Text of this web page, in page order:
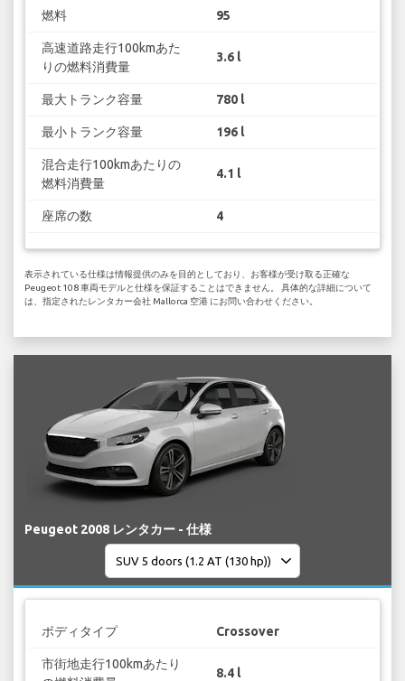
燃料 95
高速道路走行100kmあた
りの燃料消費量
3.6 l
最大トランク容量 780 l
最小トランク容量 196 l
混合走行100kmあたりの
燃料消費量
4.1 l
座席の数 4
表示されている仕様は情報提供のみを目的としており、お客様が受け取る正確な
Peugeot 108 車両モデルと仕様を保証することはできません。 具体的な詳細について
は、指定されたレンタカー会社 Mallorca 空港 にお問い合わせください。
Peugeot 2008 レンタカー - 仕様
ボディタイプ Crossover
市街地走行100kmあたり
8.4 l